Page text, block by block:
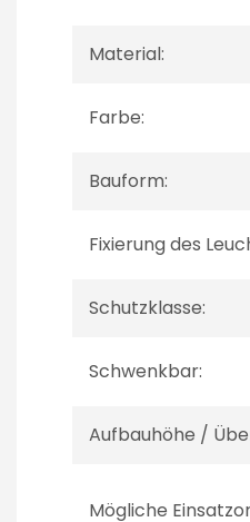
Material:
Farbe:
Bauform:
Fixierung des
Schutzklasse:
Schwenkbar:
Aufbauhöhe /
Mögliche